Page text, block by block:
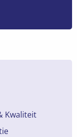
Kwaliteit